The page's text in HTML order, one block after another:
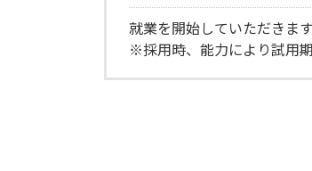
就業を開始していただきます
※採用時、能力により試用